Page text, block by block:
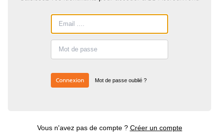
Connexion Mot de passe oublié ?
Vous n'avez pas de compte ? Créer un compte